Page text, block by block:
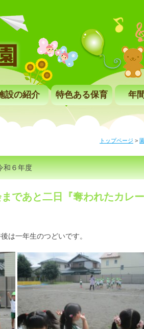
設の紹介 特色ある保育 年
トップページ >
和６年度
であと二日『奪われたカレー
は一年生のつどいです。